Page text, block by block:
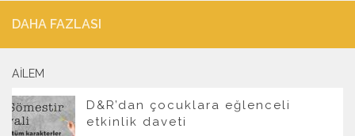
DAHA FAZLASI
AILEM
D&R’dan çocuklara eğlenceli
etkinlik daveti